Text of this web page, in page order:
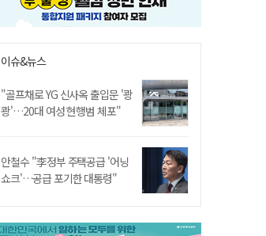
이슈&뉴스
"골프채로 YG 신사옥 출입문 '쾅
쾅'…20대 여성 현행범 체포"
안철수 "李정부 주택공급 '어닝
쇼크'…공급 포기한 대통령"